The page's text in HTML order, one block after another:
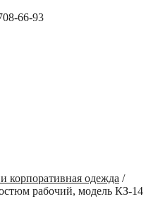
66-93
корпоративная одежда /
рабочий, модель КЗ-14